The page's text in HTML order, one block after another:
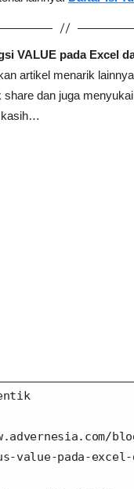
VALUE pada Excel
artikel menarik
share dan juga
kasih…
value-pada-excel-